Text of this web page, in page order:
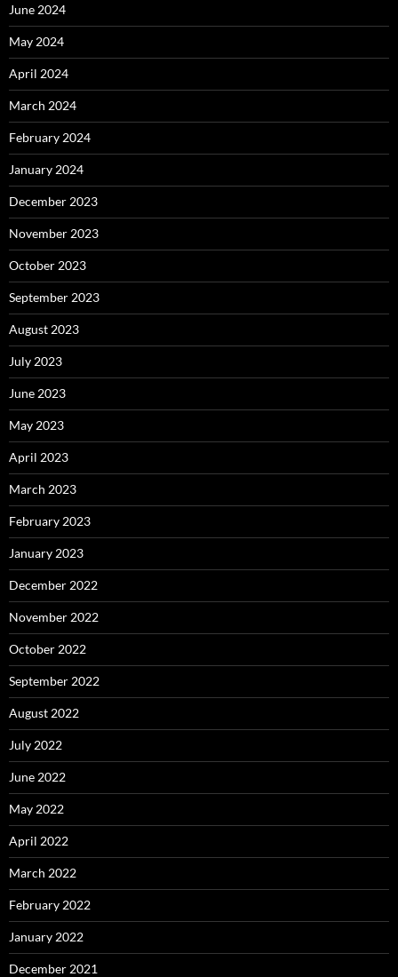
June 2024
May 2024
April 2024
March 2024
February 2024
January 2024
December 2023
November 2023
October 2023
September 2023
August 2023
July 2023
June 2023
May 2023
April 2023
March 2023
February 2023
January 2023
December 2022
November 2022
October 2022
September 2022
August 2022
July 2022
June 2022
May 2022
April 2022
March 2022
February 2022
January 2022
December 2021